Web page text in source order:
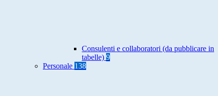
Consulenti e collaboratori (da pubblicare in
tabelle) 9
Personale 138